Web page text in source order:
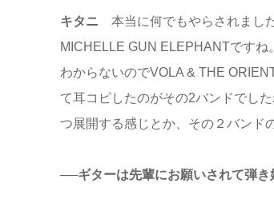
キタニ 本当に何でもやらされまし
MICHELLE GUN ELEPHANTです
わからないのでVOLA & THE
て耳コピしたのがその2バンドでし
つ展開する感じとか、その２バンド
──ギターは先輩にお願いされて弾き